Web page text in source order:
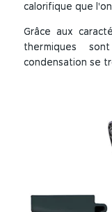
calorifique que
Grâce aux
thermiques
condensation se